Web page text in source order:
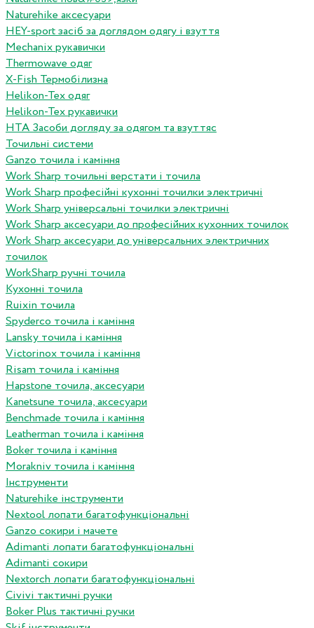
Naturehike аксесуари
HEY-sport засіб за доглядом одягу і взуття
Mechanix рукавички
Thermowave одяг
X-Fish Термобілизна
Helikon-Tex одяг
Helikon-Tex рукавички
HTA Засоби догляду за одягом та взуттяс
Точильні системи
Ganzo точила і каміння
Work Sharp точильні верстати і точила
Work Sharp професiйнi кухоннi точилки электричнi
Work Sharp унiверсальнi точилки электричнi
Work Sharp аксесуари до професiйних кухонних точилок
Work Sharp аксесуари до унiверсальних электричних
точилок
WorkSharp ручні точила
Кухонні точила
Ruixin точила
Spyderco точила і каміння
Lansky точила і каміння
Victorinox точила і каміння
Risam точила і каміння
Hapstone точила, аксесуари
Kanetsune точила, аксесуари
Benchmade точила і каміння
Leatherman точила і каміння
Boker точила і каміння
Morakniv точила і каміння
Інструменти
Naturehike інструменти
Nextool лопати багатофункціональні
Ganzo сокири і мачете
Adimanti лопати багатофункціональні
Adimanti сокири
Nextorch лопати багатофункціональні
Сivivi тактичні ручки
Boker Plus тактичні ручки